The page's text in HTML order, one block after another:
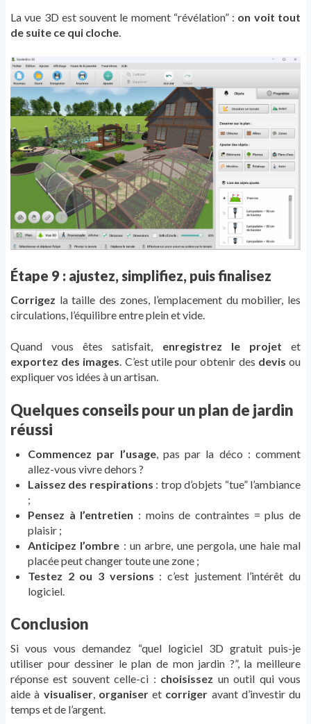
La vue 3D est souvent le moment “révélation” : on voit tout
de suite ce qui cloche.
Étape 9 : ajustez, simplifiez, puis finalisez
Corrigez la taille des zones, l’emplacement du mobilier, les
circulations, l’équilibre entre plein et vide.
Quand vous êtes satisfait, enregistrez le projet et
exportez des images. C’est utile pour obtenir des devis ou
expliquer vos idées à un artisan.
Quelques conseils pour un plan de jardin
réussi
Commencez par l’usage, pas par la déco : comment
allez-vous vivre dehors ?
Laissez des respirations : trop d’objets “tue” l’ambiance
;
Pensez à l’entretien : moins de contraintes = plus de
plaisir ;
Anticipez l’ombre : un arbre, une pergola, une haie mal
placée peut changer toute une zone ;
Testez 2 ou 3 versions : c’est justement l’intérêt du
logiciel.
Conclusion
Si vous vous demandez “quel logiciel 3D gratuit puis-je
utiliser pour dessiner le plan de mon jardin ?”, la meilleure
réponse est souvent celle-ci : choisissez un outil qui vous
aide à visualiser, organiseret corriger avant d’investir du
temps et de l’argent.